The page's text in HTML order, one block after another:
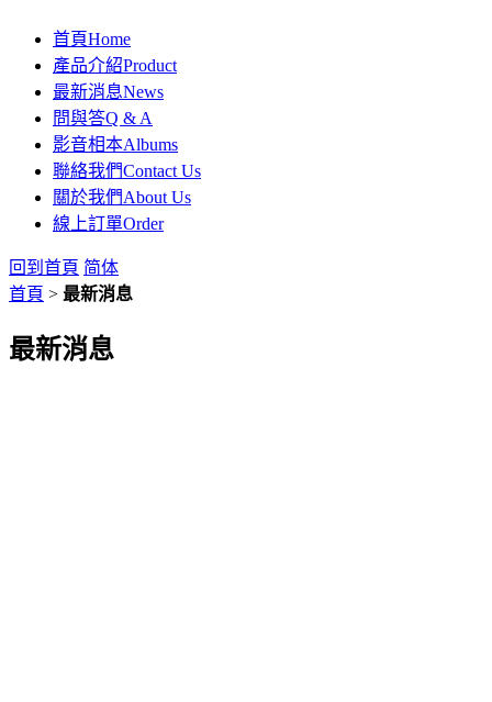
首頁Home
產品介紹Product
最新消息News
問與答Q & A
影音相本Albums
聯絡我們Contact Us
關於我們About Us
線上訂單Order
回到首頁 简体
首頁 > 最新消息
最新消息